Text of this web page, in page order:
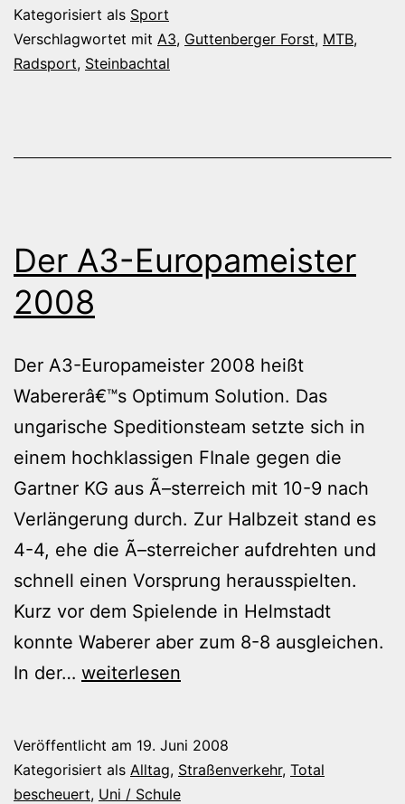
Kategorisiert als Sport
Verschlagwortet mit A3, Guttenberger Forst, MTB,
Radsport, Steinbachtal
Der A3-Europameister
2008
Der A3-Europameister 2008 heißt
Wabererâ€™s Optimum Solution. Das
ungarische Speditionsteam setzte sich in
einem hochklassigen FInale gegen die
Gartner KG aus Ã–sterreich mit 10-9 nach
Verlängerung durch. Zur Halbzeit stand es
4-4, ehe die Ã–sterreicher aufdrehten und
schnell einen Vorsprung herausspielten.
Kurz vor dem Spielende in Helmstadt
konnte Waberer aber zum 8-8 ausgleichen.
In der… Der
2008
weiterlesen
Veröffentlicht am 19. Juni 2008
Kategorisiert als Alltag, Straßenverkehr, Total
bescheuert, Uni / Schule